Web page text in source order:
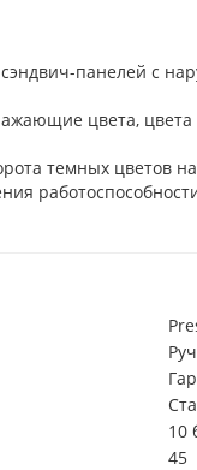
панелей с
цвета, цвета
темных цветов
10
45